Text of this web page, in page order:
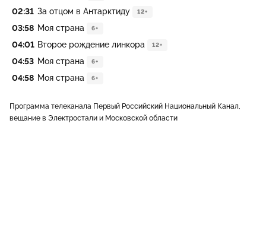
02:31 За отцом в Антарктиду 12+
03:58 Моя страна 6+
04:01 Второе рождение линкора 12+
04:53 Моя страна 6+
04:58 Моя страна 6+
Программа телеканала Первый Российский Национальный Канал,
вещание в Электростали и Московской области